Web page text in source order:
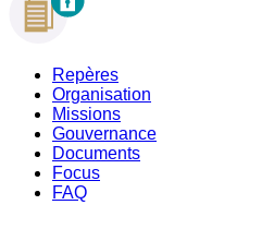
Repères
Organisation
Missions
Gouvernance
Documents
Focus
FAQ